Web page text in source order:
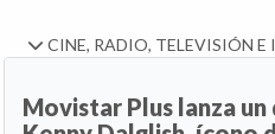
CINE, RADIO, TELEVISIÓN E
Movistar Plus lanza